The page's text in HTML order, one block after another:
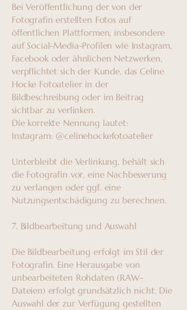
Bei Veröffentlichung der von der
Fotografin erstellten Fotos auf
öffentlichen Plattformen, insbesondere
auf Social-Media-Profilen wie Instagram,
Facebook oder ähnlichen Netzwerken,
verpflichtet sich der Kunde, das Celine
Hocke Fotoatelier in der
Bildbeschreibung oder im Beitrag
sichtbar zu verlinken.
Die korrekte Nennung lautet:
Instagram: @celinehockefotoatelier
Unterbleibt die Verlinkung, behält sich
die Fotografin vor, eine Nachbesserung
zu verlangen oder ggf. eine
Nutzungsentschädigung zu berechnen.
7. Bildbearbeitung und Auswahl
Die Bildbearbeitung erfolgt im Stil der
Fotografin. Eine Herausgabe von
unbearbeiteten Rohdaten (RAW-
Dateien) erfolgt grundsätzlich nicht. Die
Auswahl der zur Verfügung gestellten